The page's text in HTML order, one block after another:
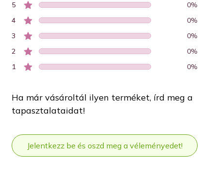
5 0%
4
0%
3
0%
2
0%
1
0%
Ha már vásároltál ilyen terméket, írd meg a
tapasztalataidat!
Jelentkezz be és oszd meg a véleményedet!